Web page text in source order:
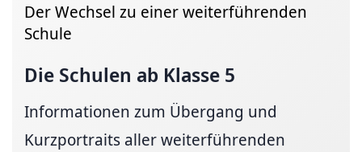
Der Wechsel zu einer weiterführenden
Schule
Die Schulen ab Klasse 5
Informationen zum Übergang und
Kurzportraits aller weiterführenden